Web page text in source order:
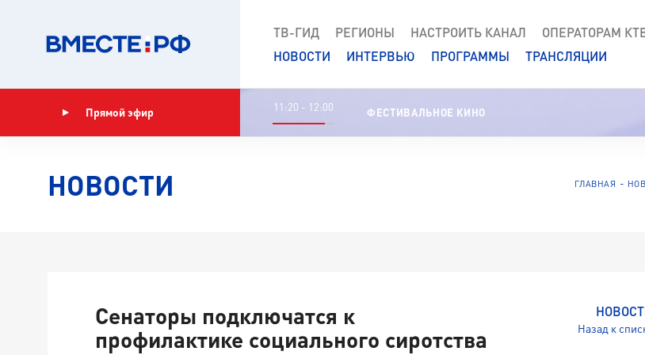
ТВ-ГИД РЕГИОНЫ НАСТРОИТЬ КАНАЛ ОПЕРАТОРАМ
НОВОСТИ
ИНТЕРВЬЮ ПРОГРАММЫ ТРАНСЛЯЦИИ
Прямой эфир 11:20 - 12:00 ФЕСТИВАЛЬНОЕ КИНО
НОВОСТИ ГЛАВНАЯ
Назад к
Сенаторы подключатся к
профилактике социального сиротства